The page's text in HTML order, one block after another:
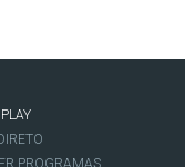
PROGRAMAS